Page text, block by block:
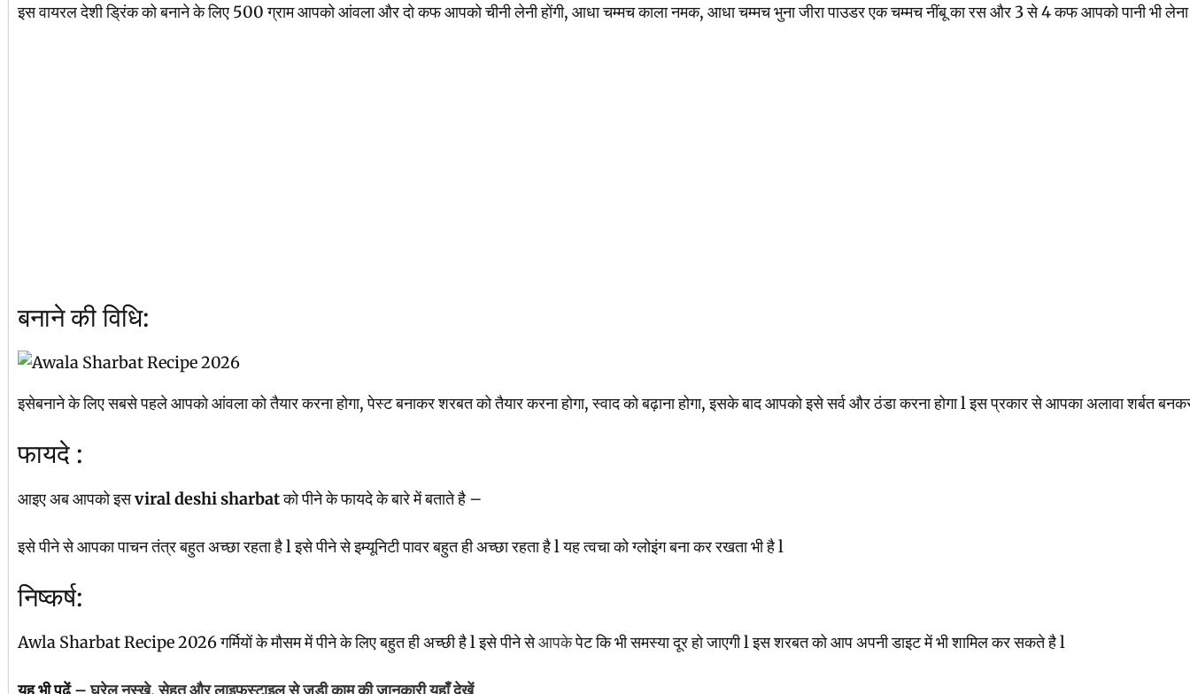
इस वायरल देशी ड्रिंक को बनाने के लिए 500 ग्राम आपको आंवला और दो कफ आपको चीनी लेनी होंगी, आधा चम्मच काला नमक, आधा चम्मच भुना जीरा पाउडर एक चम्मच नींबू का रस और 3 से 4 कफ आपको पानी भी लेना
बनाने की विधि:
इसेबनाने के लिए सबसे पहले आपको आंवला को तैयार करना होगा, पेस्ट बनाकर शरबत को तैयार करना होगा, स्वाद को बढ़ाना होगा, इसके बाद आपको इसे सर्व और ठंडा करना होगा l इस प्रकार से आपका अलावा शर्बत
फायदे :
आइए अब आपको इसviral deshi sharbatको पीने के फायदे के बारे में बताते है –
इसे पीने से आपका पाचन तंत्र बहुत अच्छा रहता है l इसे पीने से इम्यूनिटी पावर बहुत ही अच्छा रहता है l यह त्वचा को ग्लोइंग बना कर रखता भी है l
निष्कर्ष:
Awla Sharbat Recipe 2026 गर्मियों के मौसम में पीने के लिए बहुत ही अच्छी है l इसे पीने सेआपकेपेट कि भी समस्या दूर हो जाएगी l इस शरबत को आप अपनी डाइट में भी शामिल कर सकते है l
यह भी पढें –घरेलू नुस्खे, सेहत और लाइफस्टाइल से जुड़ी काम की जानकारी यहाँ देखें